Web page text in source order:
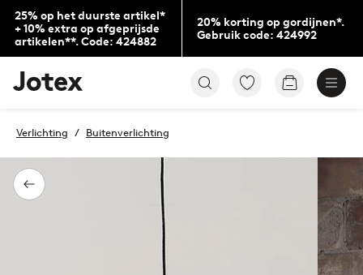
25% op het duurste artikel*
+ 10% extra op afgeprijsde
artikelen**. Code: 424882
20% korting op gordijnen*.
Gebruik code: 424992
Jotex
logo
to
home
page
Ga
Go
Terug
Verlichting Buitenverlichting